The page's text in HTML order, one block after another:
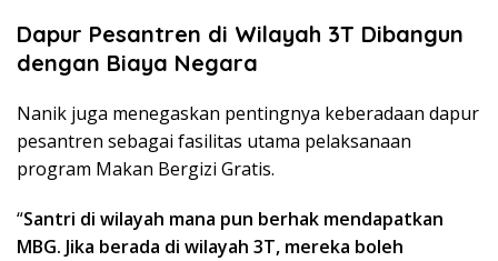
Dapur Pesantren di Wilayah 3T Dibangun
dengan Biaya Negara
Nanik juga menegaskan pentingnya keberadaan dapur
pesantren sebagai fasilitas utama pelaksanaan
program Makan Bergizi Gratis.
“Santri di wilayah mana pun berhak mendapatkan
MBG. Jika berada di wilayah 3T, mereka boleh